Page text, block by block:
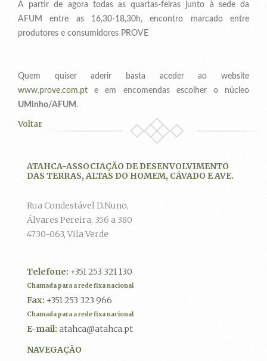
A partir de agora todas as quartas-feiras junto à sede da
AFUM entre as 16,30-18,30h, encontro marcado entre
produtores e consumidores PROVE
Quem quiser aderir basta aceder ao website
www.prove.com.pt e em encomendas escolher o núcleo
UMinho/AFUM .
Voltar
ATAHCA-ASSOCIAÇÃO DE DESENVOLVIMENTO
DAS TERRAS, ALTAS DO HOMEM, CÁVADO E AVE.
Rua Condestável D.Nuno,
Álvares Pereira, 356 a 380
4730-063, Vila Verde
Telefone: +351 253 321 130
Chamada para a rede fixa nacional
Fax: +351 253 323 966
Chamada para a rede fixa nacional
E-mail: atahca@atahca.pt
NAVEGAÇÃO